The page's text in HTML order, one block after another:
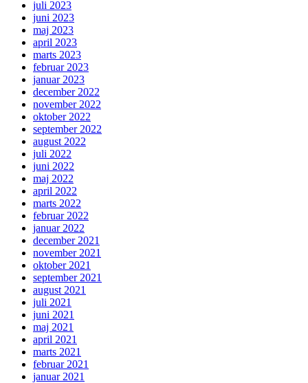
juli 2023
juni 2023
maj 2023
april 2023
marts 2023
februar 2023
januar 2023
december 2022
november 2022
oktober 2022
september 2022
august 2022
juli 2022
juni 2022
maj 2022
april 2022
marts 2022
februar 2022
januar 2022
december 2021
november 2021
oktober 2021
september 2021
august 2021
juli 2021
juni 2021
maj 2021
april 2021
marts 2021
februar 2021
januar 2021